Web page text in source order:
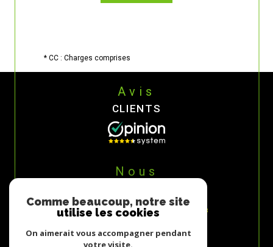
* CC : Charges comprises
Avis
CLIENTS
Nous
Comme beaucoup, notre site
utilise les cookies
On aimerait vous accompagner pendant
votre visite.